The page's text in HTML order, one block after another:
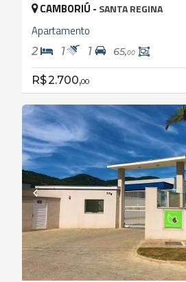
CAMBORIÚ - SANTA REGINA
Apartamento
2 1 1 65,00
R$ 2.700,00